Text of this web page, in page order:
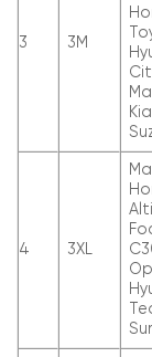
3 3M
4 3XL